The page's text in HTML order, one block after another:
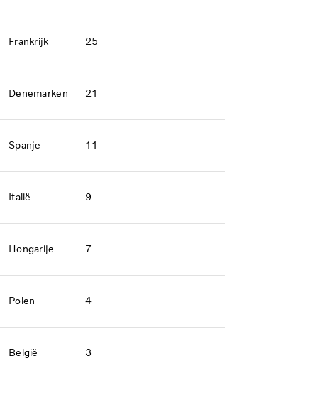
Frankrijk 25
Denemarken 21
Spanje 11
Italië 9
Hongarije 7
Polen 4
België 3